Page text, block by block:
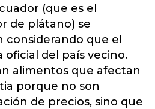
(que es el
de plátano) se
considerando que el
oficial del país vecino.
alimentos que afectan
porque no son
de precios, sino que